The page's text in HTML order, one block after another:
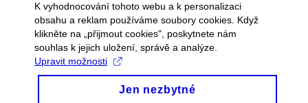
K vyhodnocování tohoto webu a k personalizaci
obsahu a reklam používáme soubory cookies. Když
klikněte na „přijmout cookies", poskytnete nám
souhlas k jejich uložení, správě a analýze.
Upravit možnosti
Jen nezbytné